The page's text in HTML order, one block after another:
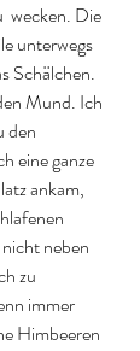
wecken. Die
unterwegs
Schälchen.
Mund. Ich
den
eine ganze
ankam,
neben
zu
immer
Himbeeren